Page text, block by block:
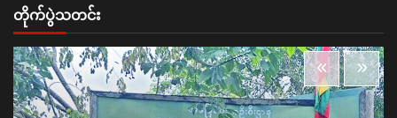
တိုက်ပွဲသတင်း